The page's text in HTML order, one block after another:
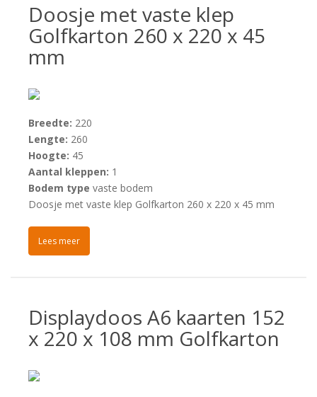
Doosje met vaste klep
Golfkarton 260 x 220 x 45
mm
Breedte: 220
Lengte: 260
Hoogte: 45
Aantal kleppen: 1
Bodem type vaste bodem
Doosje met vaste klep Golfkarton 260 x 220 x 45 mm
Lees meer
Displaydoos A6 kaarten 152
x 220 x 108 mm Golfkarton